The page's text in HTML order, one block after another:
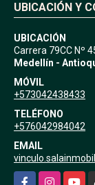
UBICACIÓN Y
UBICACIÓN
Carrera 79CC Nº
Medellín -
MÓVIL
+573042438433
TELÉFONO
+576042984042
EMAIL
FacebookInstagram